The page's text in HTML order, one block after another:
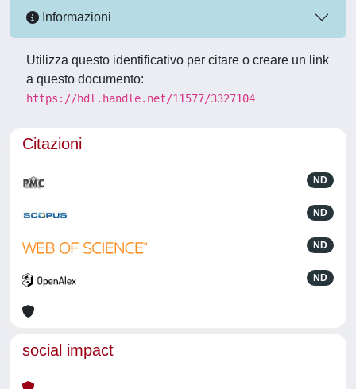
Informazioni
Utilizza questo identificativo per citare o creare un link
a questo documento:
https://hdl.handle.net/11577/3327104
Citazioni
ND
ND
ND
ND
social impact